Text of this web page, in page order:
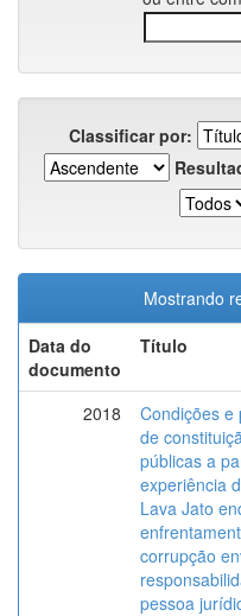
Classificar por:
Mostrando
Data do
documento
Título
2018
Condições e
de
públicas a
experiência
Lava Jato
corrupção
pessoa